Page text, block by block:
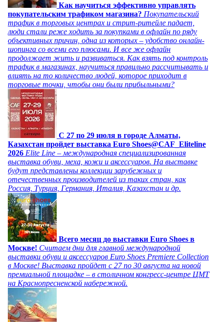
Как научиться эффективно управлять
покупательским трафиком магазина? Покупательский
трафик в торговых центрах и стрит-ритейле падает,
люди стали реже ходить за покупками в офлайн по ряду
объективных причин, одна из которых – удобство онлайн-
шопинга со всеми его плюсами. И все же офлайн
продолжает жить и развиваться. Как взять под контроль
трафик в магазинах, научиться правильно рассчитывать и
влиять на то количество людей, которое приходит в
торговые точки, чтобы они были прибыльными?
C 27 по 29 июля в городе Алматы,
Казахстан пройдет выставка Euro Shoes@CAF_Eliteline
2026 Elite Line – международная специализированная
выставка обуви, меха, кожи и аксессуаров. На выставке
будут представлены коллекции зарубежных и
отечественных производителей из таких стран, как
Россия, Турция, Германия, Италия, Казахстан и др.
Всего месяц до выставки Euro Shoes в
Москве! Считаем дни для главной международной
выставки обуви и аксессуаров Euro Shoes Premiere Collection
в Москве! Выставка пройдет с 27 по 30 августа на новой
премиальной площадке – в столичном конгресс-центре ЦМТ
на Краснопресненской набережной.